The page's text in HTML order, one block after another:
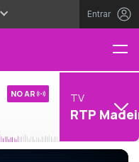
Entrar
NO AR TV
RTP